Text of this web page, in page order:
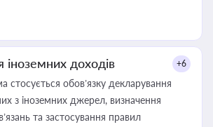
іноземних доходів +6
стосується обов’язку декларування
з іноземних джерел, визначення
та застосування правил